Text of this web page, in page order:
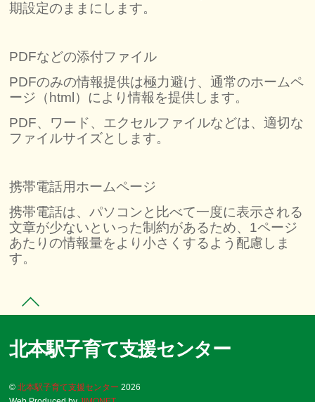
期設定のままにします。
PDFなどの添付ファイル
PDFのみの情報提供は極力避け、通常のホームペ
ージ（html）により情報を提供します。
PDF、ワード、エクセルファイルなどは、適切な
ファイルサイズとします。
携帯電話用ホームページ
携帯電話は、パソコンと比べて一度に表示される
文章が少ないといった制約があるため、1ページ
あたりの情報量をより小さくするよう配慮しま
す。
北本駅子育て支援センター
©北本駅子育て支援センター 2026